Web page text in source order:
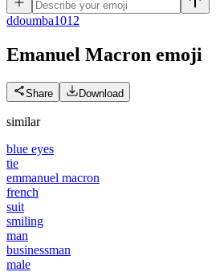
ddoumba1012
Emanuel Macron emoji
Share Download
similar
blue eyes
tie
emmanuel macron
french
suit
smiling
man
businessman
male